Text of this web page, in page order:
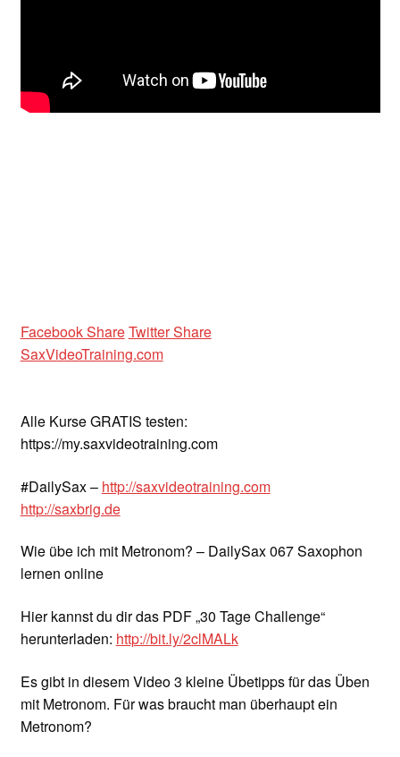
Unterrichtsbedingungen (AGBs)
Facebook ShareTwitter Share
SaxVideoTraining.com
Alle Kurse GRATIS testen:
https://my.saxvideotraining.com
#DailySax – http://saxvideotraining.com
http://saxbrig.de
Wie übe ich mit Metronom? – DailySax 067 Saxophon
lernen online
Hier kannst du dir das PDF „30 Tage Challenge“
herunterladen: http://bit.ly/2clMALk
Es gibt in diesem Video 3 kleine Übetipps für das Üben
mit Metronom. Für was braucht man überhaupt ein
Metronom?